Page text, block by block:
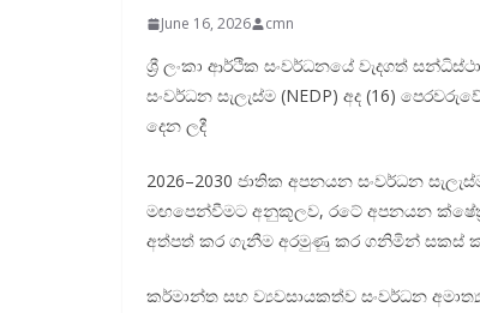
June 16, 2026 cmn
ශ්‍රී ලංකා ආර්ථික සංවර්ධනයේ වැදගත්
සංවර්ධන සැලැස්ම (NEDP) අද (16)
දෙන ලදී
2026–2030 ජාතික අපනයන සංවර්ධන
මඟපෙන්වීමට අනුකූලව, රටේ අපනයන
අත්පත් කර ගැනීම අරමුණු කර ගනිමින් සකස්
කර්මාන්ත සහ ව්‍යවසායකත්ව සංවර්ධන